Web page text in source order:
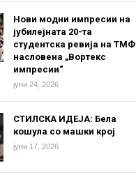
Нови модни импресии на
јубилејната 20-та
студентска ревија на ТМФ
насловена „Вортекс
импресии“
јуни 24, 2026
СТИЛСКА ИДЕЈА: Бела
кошула со машки крој
јуни 17, 2026